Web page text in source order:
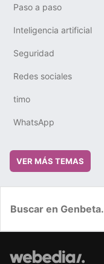
Paso a paso
Inteligencia artificial
Seguridad
Redes sociales
timo
WhatsApp
VER MÁS TEMAS